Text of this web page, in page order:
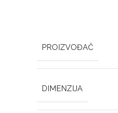
PROIZVOĐAČ
DIMENZIJA